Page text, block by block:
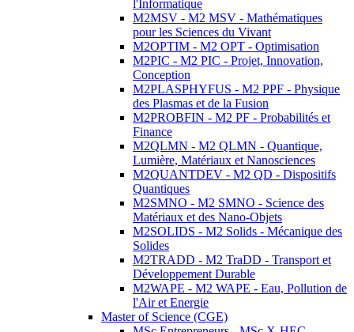
l'Informatique
M2MSV - M2 MSV - Mathématiques
pour les Sciences du Vivant
M2OPTIM - M2 OPT - Optimisation
M2PIC - M2 PIC - Projet, Innovation,
Conception
M2PLASPHYFUS - M2 PPF - Physique
des Plasmas et de la Fusion
M2PROBFIN - M2 PF - Probabilités et
Finance
M2QLMN - M2 QLMN - Quantique,
Lumière, Matériaux et Nanosciences
M2QUANTDEV - M2 QD - Dispositifs
Quantiques
M2SMNO - M2 SMNO - Science des
Matériaux et des Nano-Objets
M2SOLIDS - M2 Solids - Mécanique des
Solides
M2TRADD - M2 TraDD - Transport et
Développement Durable
M2WAPE - M2 WAPE - Eau, Pollution de
l'Air et Energie
Master of Science (CGE)